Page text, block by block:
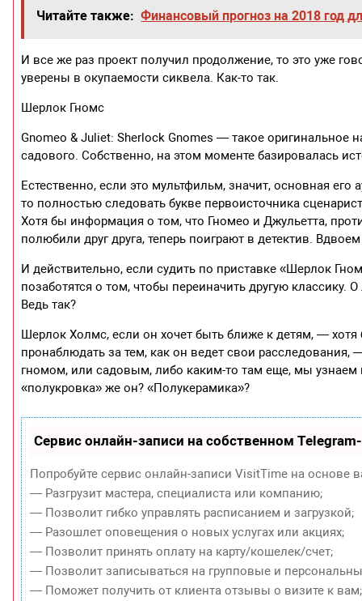
Читайте также: Финансовый прогноз на 2018 год
И все же раз проект получил продолжение, то это уже
уверены в окупаемости сиквела. Как-то так.
Шерлок Гномс
Gnomeo & Juliet: Sherlock Gnomes — такое
садового. Собственно, на этом моменте базировалась
Естественно, если это мультфильм, значит, основная
то полностью следовать букве первоисточника
Хотя бы информация о том, что Гномео и Джульетта,
полюбили друг друга, теперь поиграют в детектив.
И действительно, если судить по приставке «Шерлок
позаботятся о том, чтобы переиначить другую
Ведь так?
Шерлок Холмс, если он хочет быть ближе к детям, —
пронаблюдать за тем, как он ведет свои
гномом, или садовым, либо каким-то там еще, мы узнаем
«полукровка» же он? «Полукерамика»?
Сервис онлайн-записи на собственном
Попробуйте сервис онлайн-записи VisitTime на основе
— Разгрузит мастера, специалиста или компанию;
— Позволит гибко управлять расписанием и загрузкой;
— Разошлет оповещения о новых услугах или акциях;
— Позволит принять оплату на карту/кошелек/счет;
— Позволит записываться на групповые и
— Поможет получить от клиента отзывы о визите к вам;